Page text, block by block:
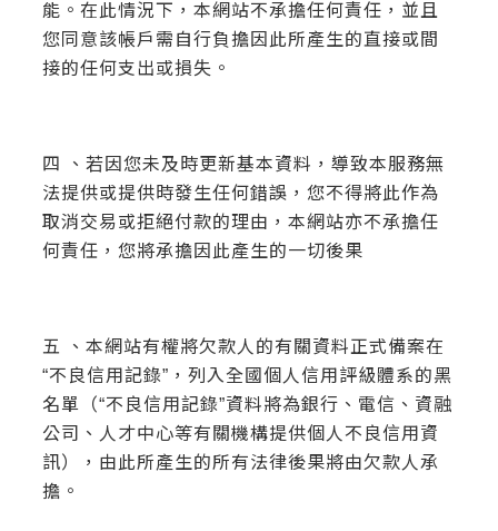
能。在此情況下，本網站不承擔任何責任，並且
您同意該帳戶需自行負擔因此所產生的直接或間
接的任何支出或損失。
四 、若因您未及時更新基本資料，導致本服務無
法提供或提供時發生任何錯誤，您不得將此作為
取消交易或拒絕付款的理由，本網站亦不承擔任
何責任，您將承擔因此產生的一切後果
五 、本網站有權將欠款人的有關資料正式備案在
“不良信用記錄”，列入全國個人信用評級體系的黑
名單（“不良信用記錄”資料將為銀行、電信、資融
公司、人才中心等有關機構提供個人不良信用資
訊），由此所產生的所有法律後果將由欠款人承
擔。